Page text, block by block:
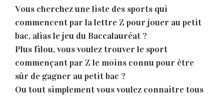
Vous cherchez une liste des sports qui
commencent par la lettre Z pour jouer au petit
bac, alias le jeu du Baccalauréat ?
Plus filou, vous voulez trouver le sport
commençant par Z le moins connu pour être
sûr de gagner au petit bac ?
Ou tout simplement vous voulez connaitre tous